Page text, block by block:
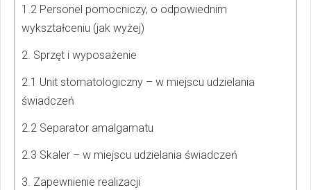
1.2 Personel pomocniczy, o odpowiednim
wykształceniu (jak wyżej)
2. Sprzęt i wyposażenie
2.1 Unit stomatologiczny – w miejscu udzielania
świadczeń
2.2 Separator amalgamatu
2.3 Skaler – w miejscu udzielania świadczeń
3. Zapewnienie realizacji